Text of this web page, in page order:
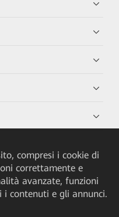
compresi i cookie di
correttamente e
avanzate, funzioni
i contenuti e gli annunci.